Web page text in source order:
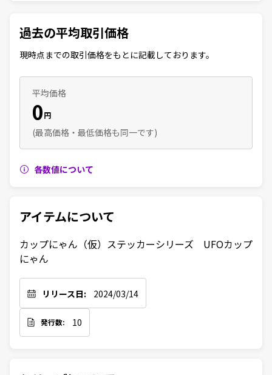
過去の平均取引価格
現時点までの取引価格をもとに記載しております。
平均価格
0円
(最高価格・最低価格も同一です)
各数値について
アイテムについて
カップにゃん（仮）ステッカーシリーズ　UFOカップ
にゃん
リリース日: 2024/03/14
発行数: 10